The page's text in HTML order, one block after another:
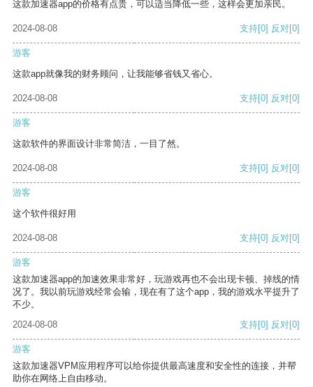
这款加速器app的价格有点贵，可以适当降低一些，这样会更加亲民。
2024-08-08 支持[0] 反对[0]
游客
这款app就像我的财务顾问，让我能够省钱又省心。
2024-08-08 支持[0] 反对[0]
游客
这款软件的界面设计非常简洁，一目了然。
2024-08-08 支持[0] 反对[0]
游客
这个软件很好用
2024-08-08 支持[0] 反对[0]
游客
这款加速器app的加速效果非常好，玩游戏再也不会出现卡顿、掉线的情
况了。我以前玩游戏经常会输，现在有了这个app，我的游戏水平提升了
不少。
2024-08-08
支持[0] 反对[0]
游客
这款加速器VPM应用程序可以给你提供最高速度和安全性的连接，并帮
助你在网络上自由移动。